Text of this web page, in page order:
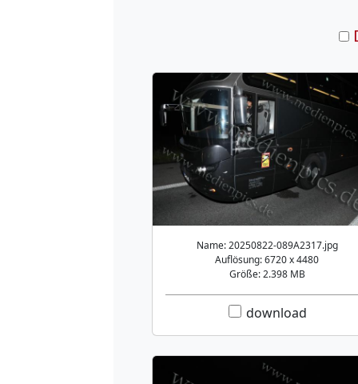
Name: 20250822-089A2317.jpg
Auflösung: 6720 x 4480
Größe: 2.398 MB
download